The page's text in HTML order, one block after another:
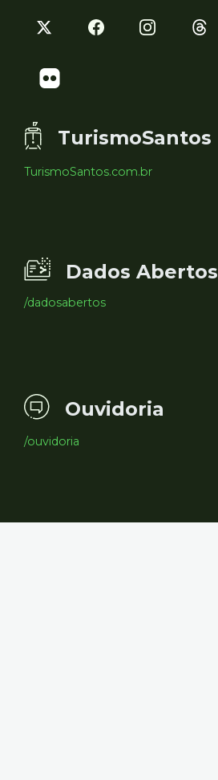
TurismoSantos
TurismoSantos.com.br
Dados Abertos
/dadosabertos
Ouvidoria
/ouvidoria